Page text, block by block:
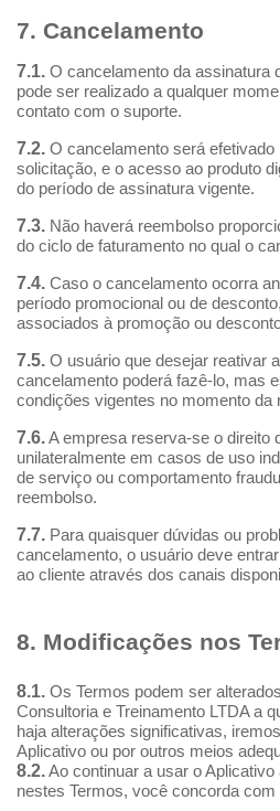
7. Cancelamento
7.1. O cancelamento da assinatura
pode ser realizado a qualquer
contato com o suporte.
7.2. O cancelamento será
solicitação, e o acesso ao produto
do período de assinatura vigente.
7.3. Não haverá reembolso
do ciclo de faturamento no qual o
7.4. Caso o cancelamento ocorra
período promocional ou de
associados à promoção ou
7.5. O usuário que desejar reativar
cancelamento poderá fazê-lo, mas
condições vigentes no momento da
7.6.A empresa reserva-se o direito
unilateralmente em casos de uso
de serviço ou comportamento
reembolso.
7.7. Para quaisquer dúvidas ou
cancelamento, o usuário deve
ao cliente através dos canais
8. Modificações nos
8.1. Os Termos podem ser
Consultoria e Treinamento LTDA a
haja alterações significativas,
Aplicativo ou por outros meios
8.2.Ao continuar a usar o
nestes Termos, você concorda